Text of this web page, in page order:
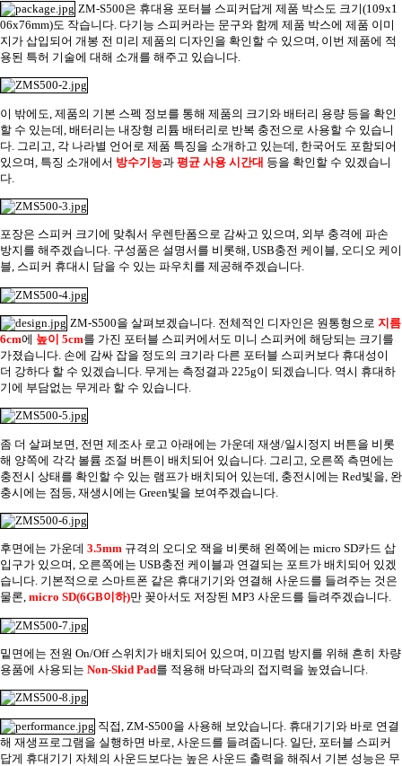
ZM-S500은 휴대용 포터블 스피커답게 제품 박스도 크기(109x1
06x76mm)도 작습니다 다기능 스피커라는 문구와 함께 제품 박스에 제품 이미
지가 삽입되어 개봉 전 미리 제품의 디자인을 확인할 수 있으며 이번 제품에 적
용된 특허 기술에 대해 소개를 해주고 있습니다
이 밖에도 제품의 기본 스펙 정보를 통해 제품의 크기와 배터리 용량 등을 확인
할 수 있는데 배터리는 내장형 리튬 배터리로 반복 충전으로 사용할 수 있습니
다 그리고 각 나라별 언어로 제품 특징을 소개하고 있는데 한국어도 포함되어
있으며 특징 소개에서 방수기능과 평균 사용 시간대 등을 확인할 수 있겠습니
다
포장은 스피커 크기에 맞춰서 우렌탄폼으로 감싸고 있으며, 외부 충격에 파손
방지를 해주겠습니다. 구성품은 설명서를 비롯해, USB충전 케이블, 오디오 케이
블, 스피커 휴대시 담을 수 있는 파우치를 제공해주겠습니다.
ZM-S500을 살펴보겠습니다 전체적인 디자인은 원통형으로 지름
6cm에 높이 5cm를 가진 포터블 스피커에서도 미니 스피커에 해당되는 크기를
가졌습니다 손에 감싸 잡을 정도의 크기라 다른 포터블 스피커보다 휴대성이
더 강하다 할 수 있겠습니다 무게는 측정결과 225g이 되겠습니다 역시 휴대하
기에 부담없는 무게라 할 수 있습니다
좀 더 살펴보면 전면 제조사 로고 아래에는 가운데 재생/일시정지 버튼을 비롯
해 양쪽에 각각 볼륨 조절 버튼이 배치되어 있습니다 그리고
오른쪽 측면에는
충전시 상태를 확인할 수 있는 램프가 배치되어 있는데 충전시에는 Red빛을 완
충시에는 점등 재생시에는 Green빛을 보여주겠습니다
후면에는 가운데 3.5mm 규격의 오디오 잭을 비롯해 왼쪽에는 micro SD카드 삽
입구가 있으며, 오른쪽에는 USB충전 케이블과 연결되는 포트가 배치되어 있겠
습니다. 기본적으로 스마트폰 같은 휴대기기와 연결해 사운드를 들려주는 것은
물론, micro SD(6GB이하)만 꽂아서도 저장된 MP3 사운드를 들려주겠습니다.
밑면에는 전원 On/Off 스위치가 배치되어 있으며 미끄럼 방지를 위해 흔히 차량
용품에 사용되는 Non-Skid Pad를 적용해 바닥과의 접지력을 높였습니다
직접 , ZM-S500을 사용해 보았습니다 휴대기기와 바로 연결
해 재생프로그램을 실행하면 바로 사운드를 들려줍니다 일단 포터블 스피커
답게 휴대기기 자체의 사운드보다는 높은 사운드 출력을 해줘서 기본 성능은 무